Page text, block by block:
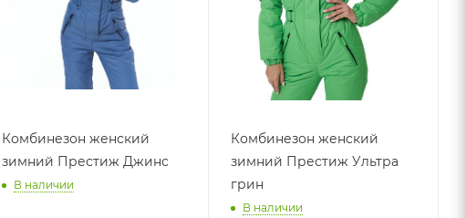
Комбинезон женский
зимний Престиж Джинс
В наличии
Комбинезон женский
зимний Престиж Ультра
грин
В наличии